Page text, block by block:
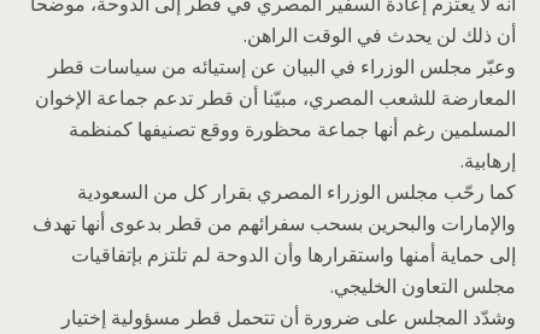
أن ذلك لن يحدث في الوقت الراهن.
وعبّر مجلس الوزراء في البيان عن إستيائه من سياسات قطر
المعارضة للشعب المصري، مبيّنا أن قطر تدعم جماعة الإخوان
المسلمين رغم أنها جماعة محظورة ووقع تصنيفها كمنظمة
إرهابية.
كما رحّب مجلس الوزراء المصري بقرار كل من السعودية
والإمارات والبحرين بسحب سفرائهم من قطر بدعوى أنها تهدف
إلى حماية أمنها واستقرارها وأن الدوحة لم تلتزم بإتفاقيات
مجلس التعاون الخليجي.
وشدّد المجلس على ضرورة أن تتحمل قطر مسؤولية إختيار